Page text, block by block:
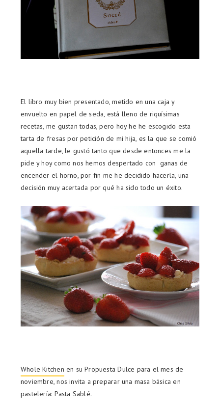
El libro muy bien presentado, metido en una caja y
envuelto en papel de seda, está lleno de riquísimas
recetas, me gustan todas, pero hoy he he escogido esta
tarta de fresas por petición de mi hija, es la que se comió
aquella tarde, le gustó tanto que desde entonces me la
pide y hoy como nos hemos despertado con ganas de
encender el horno, por fin me he decidido hacerla, una
decisión muy acertada por qué ha sido todo un éxito.
Whole Kitchen en su Propuesta Dulce para el mes de
noviembre, nos invita a preparar una masa básica en
pastelería: Pasta Sablé.